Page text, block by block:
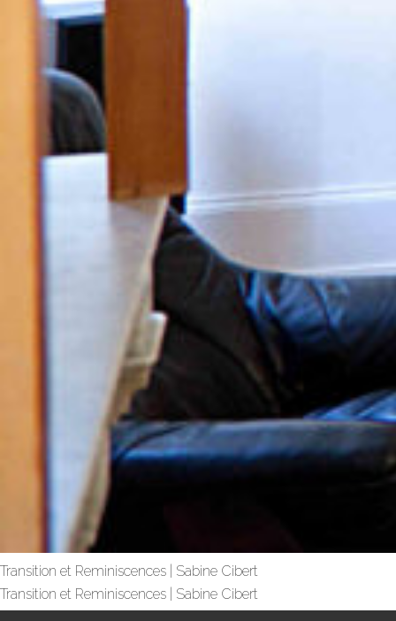
Transition et Reminiscences | Sabine Cibert
Transition et Reminiscences | Sabine Cibert